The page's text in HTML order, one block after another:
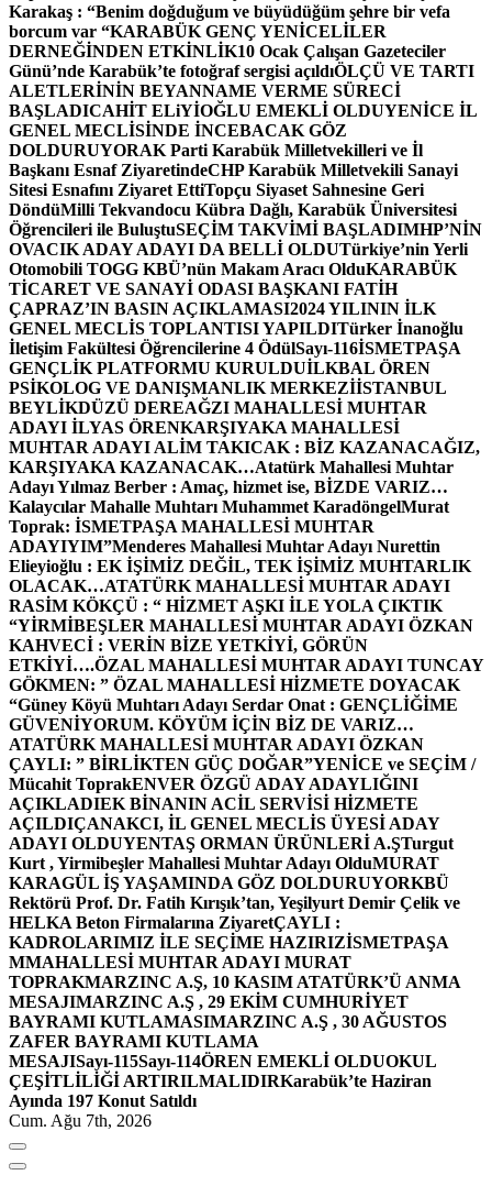
Karakaş : “Benim doğduğum ve büyüdüğüm şehre bir vefa
borcum var “KARABÜK GENÇ YENİCELİLER
DERNEĞİNDEN ETKİNLİK10 Ocak Çalışan Gazeteciler
Günü’nde Karabük’te fotoğraf sergisi açıldıÖLÇÜ VE TARTI
ALETLERİNİN BEYANNAME VERME SÜRECİ
BAŞLADICAHİT ELiYİOĞLU EMEKLİ OLDUYENİCE İL
GENEL MECLİSİNDE İNCEBACAK GÖZ
DOLDURUYORAK Parti Karabük Milletvekilleri ve İl
Başkanı Esnaf ZiyaretindeCHP Karabük Milletvekili Sanayi
Sitesi Esnafını Ziyaret EttiTopçu Siyaset Sahnesine Geri
DöndüMilli Tekvandocu Kübra Dağlı, Karabük Üniversitesi
Öğrencileri ile BuluştuSEÇİM TAKVİMİ BAŞLADIMHP’NİN
OVACIK ADAY ADAYI DA BELLİ OLDUTürkiye’nin Yerli
Otomobili TOGG KBÜ’nün Makam Aracı OlduKARABÜK
TİCARET VE SANAYİ ODASI BAŞKANI FATİH
ÇAPRAZ’IN BASIN AÇIKLAMASI2024 YILININ İLK
GENEL MECLİS TOPLANTISI YAPILDITürker İnanoğlu
İletişim Fakültesi Öğrencilerine 4 ÖdülSayı-116İSMETPAŞA
GENÇLİK PLATFORMU KURULDUİLKBAL ÖREN
PSİKOLOG VE DANIŞMANLIK MERKEZİİSTANBUL
BEYLİKDÜZÜ DEREAĞZI MAHALLESİ MUHTAR
ADAYI İLYAS ÖRENKARŞIYAKA MAHALLESİ
MUHTAR ADAYI ALİM TAKICAK : BİZ KAZANACAĞIZ,
KARŞIYAKA KAZANACAK…Atatürk Mahallesi Muhtar
Adayı Yılmaz Berber : Amaç, hizmet ise, BİZDE VARIZ…
Kalaycılar Mahalle Muhtarı Muhammet KaradöngelMurat
Toprak: İSMETPAŞA MAHALLESİ MUHTAR
ADAYIYIM”Menderes Mahallesi Muhtar Adayı Nurettin
Elieyioğlu : EK İŞİMİZ DEĞİL, TEK İŞİMİZ MUHTARLIK
OLACAK…ATATÜRK MAHALLESİ MUHTAR ADAYI
RASİM KÖKÇÜ : “ HİZMET AŞKI İLE YOLA ÇIKTIK
“YİRMİBEŞLER MAHALLESİ MUHTAR ADAYI ÖZKAN
KAHVECİ : VERİN BİZE YETKİYİ, GÖRÜN
ETKİYİ….ÖZAL MAHALLESİ MUHTAR ADAYI TUNCAY
GÖKMEN: ” ÖZAL MAHALLESİ HİZMETE DOYACAK
“Güney Köyü Muhtarı Adayı Serdar Onat : GENÇLİĞİME
GÜVENİYORUM. KÖYÜM İÇİN BİZ DE VARIZ…
ATATÜRK MAHALLESİ MUHTAR ADAYI ÖZKAN
ÇAYLI: ” BİRLİKTEN GÜÇ DOĞAR”YENİCE ve SEÇİM /
Mücahit ToprakENVER ÖZGÜ ADAY ADAYLIĞINI
AÇIKLADIEK BİNANIN ACİL SERVİSİ HİZMETE
AÇILDIÇANAKCI, İL GENEL MECLİS ÜYESİ ADAY
ADAYI OLDUYENTAŞ ORMAN ÜRÜNLERİ A.ŞTurgut
Kurt , Yirmibeşler Mahallesi Muhtar Adayı OlduMURAT
KARAGÜL İŞ YAŞAMINDA GÖZ DOLDURUYORKBÜ
Rektörü Prof. Dr. Fatih Kırışık’tan, Yeşilyurt Demir Çelik ve
HELKA Beton Firmalarına ZiyaretÇAYLI :
KADROLARIMIZ İLE SEÇİME HAZIRIZİSMETPAŞA
MMAHALLESİ MUHTAR ADAYI MURAT
TOPRAKMARZINC A.Ş, 10 KASIM ATATÜRK’Ü ANMA
MESAJIMARZINC A.Ş , 29 EKİM CUMHURİYET
BAYRAMI KUTLAMASIMARZINC A.Ş , 30 AĞUSTOS
ZAFER BAYRAMI KUTLAMA
MESAJISayı-115Sayı-114ÖREN EMEKLİ OLDUOKUL
ÇEŞİTLİLİĞİ ARTIRILMALIDIRKarabük’te Haziran
Ayında 197 Konut Satıldı
Cum. Ağu 7th, 2026